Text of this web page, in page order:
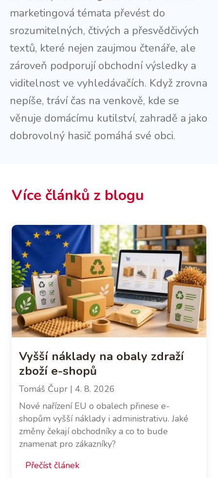
marketingová témata převést do
srozumitelných, čtivých a přesvědčivých
textů, které nejen zaujmou čtenáře, ale
zároveň podporují obchodní výsledky a
viditelnost ve vyhledávačích. Když zrovna
nepíše, tráví čas na venkově, kde se
věnuje domácímu kutilství, zahradě a jako
dobrovolný hasič pomáhá své obci.
Více článků z blogu
Vyšší náklady na obaly zdraží
zboží e-shopů
Tomáš Čupr | 4. 8. 2026
Nové nařízení EU o obalech přinese e-
shopům vyšší náklady i administrativu. Jaké
změny čekají obchodníky a co to bude
znamenat pro zákazníky?
Přečíst článek